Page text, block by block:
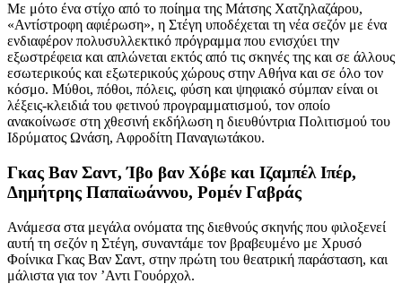
Με μότο ένα στίχο από το ποίημα της Μάτσης Χατζηλαζάρου,
«Αντίστροφη αφιέρωση», η Στέγη υποδέχεται τη νέα σεζόν με ένα
ενδιαφέρον πολυσυλλεκτικό πρόγραμμα που ενισχύει την
εξωστρέφεια και απλώνεται εκτός από τις σκηνές της και σε άλλους
εσωτερικούς και εξωτερικούς χώρους στην Αθήνα και σε όλο τον
κόσμο. Μύθοι, πόθοι, πόλεις, φύση και ψηφιακό σύμπαν είναι οι
λέξεις-κλειδιά του φετινού προγραμματισμού, τον οποίο
ανακοίνωσε στη χθεσινή εκδήλωση η διευθύντρια Πολιτισμού του
Ιδρύματος Ωνάση, Αφροδίτη Παναγιωτάκου.
Γκας Βαν Σαντ, Ίβο βαν Χόβε και Ιζαμπέλ Ιπέρ,
Δημήτρης Παπαϊωάννου, Ρομέν Γαβράς
Ανάμεσα στα μεγάλα ονόματα της διεθνούς σκηνής που φιλοξενεί
αυτή τη σεζόν η Στέγη, συναντάμε τον βραβευμένο με Χρυσό
Φοίνικα Γκας Βαν Σαντ, στην πρώτη του θεατρική παράσταση, και
μάλιστα για τον ’Αντι Γουόρχολ.